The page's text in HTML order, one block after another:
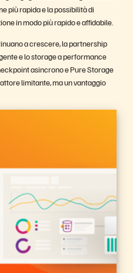
più rapida e la possibilità di
in modo più rapido e affidabile.
a crescere, la partnership
e lo storage a performance
asincrono e Pure Storage
limitante, ma un vantaggio